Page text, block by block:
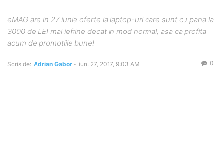
eMAG are in 27 iunie oferte la laptop-uri care sunt cu pana la
3000 de LEI mai ieftine decat in mod normal, asa ca profita
acum de promotiile bune!
Scris de: Adrian Gabor - iun. 27, 2017, 9:03 AM 0